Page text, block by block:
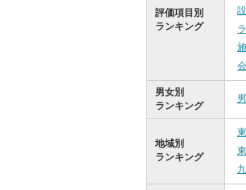
評価項目別
ランキング
男女別
ランキング
地域別
ランキング